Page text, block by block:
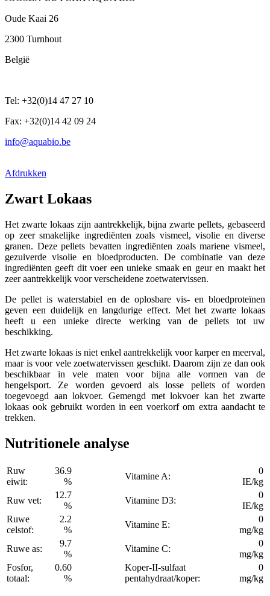
Oude Kaai 26
2300 Turnhout
België
Tel: +32(0)14 47 27 10
Fax: +32(0)14 42 09 24
info@aquabio.be
Afdrukken
Zwart Lokaas
Het zwarte lokaas zijn aantrekkelijk, bijna zwarte pellets, gebaseerd
op zeer smakelijke ingrediënten zoals vismeel, visolie en diverse
granen. Deze pellets bevatten ingrediënten zoals mariene vismeel,
gezuiverde visolie en bloedproducten. De combinatie van deze
ingrediënten geeft dit voer een unieke smaak en geur en maakt het
zeer aantrekkelijk voor verscheidene zoetwatervissen.
De pellet is waterstabiel en de oplosbare vis- en bloedproteïnen
geven een duidelijk en langdurige effect. Met het zwarte lokaas
heeft u een unieke directe werking van de pellets tot uw
beschikking.
Het zwarte lokaas is niet enkel aantrekkelijk voor karper en meerval,
maar is voor vele zoetwatervissen geschikt. Daarom zijn ze dan ook
beschikbaar in vele maten voor bijna alle vormen van de
hengelsport. Ze worden gevoerd als losse pellets of worden
toegevoegd aan lokvoer. Gemengd met lokvoer kan het zwarte
lokaas ook gebruikt worden in een voerkorf om extra aandacht te
trekken.
Nutritionele analyse
Ruw
eiwit:
36.9
%
Vitamine A:
0
IE/kg
Ruw vet:
12.7
%
Vitamine D3:
0
IE/kg
Ruwe
celstof:
2.2
%
Vitamine E:
0
mg/kg
Ruwe as:
9.7
%
Vitamine C:
0
mg/kg
Fosfor,
totaal:
0.60
%
Koper-II-sulfaat
pentahydraat/koper:
0
mg/kg